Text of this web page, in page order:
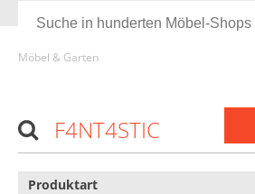
Möbel & Garten
F4NT4STIC
Produktart